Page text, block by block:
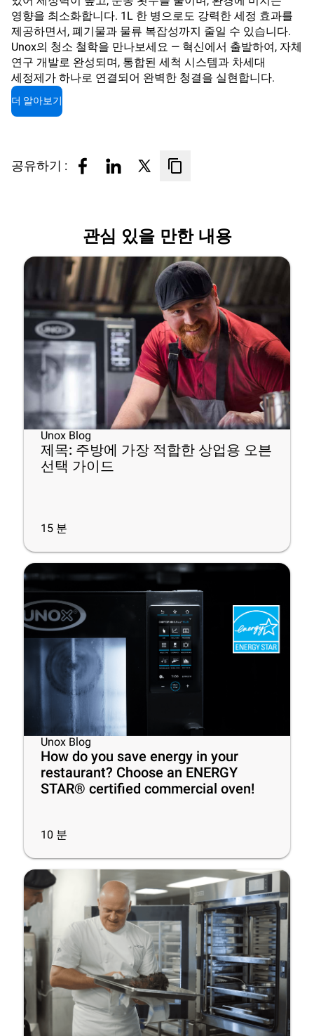
영향을 최소화합니다. 1L 한 병으로도 강력한 세정 효과를
제공하면서, 폐기물과 물류 복잡성까지 줄일 수 있습니다.
Unox의 청소 철학을 만나보세요 — 혁신에서 출발하여, 자체
연구 개발로 완성되며, 통합된 세척 시스템과 차세대
세정제가 하나로 연결되어 완벽한 청결을 실현합니다.
더 알아보기
공유하기 :
관심 있을 만한 내용
Unox Blog
제목: 주방에 가장 적합한 상업용 오븐
선택 가이드
15 분
Unox Blog
How do you save energy in your
restaurant? Choose an ENERGY
STAR® certified commercial oven!
10 분